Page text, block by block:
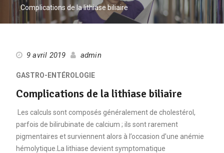
Complications de la lithiase biliaire
9 avril 2019 admin
GASTRO-ENTÉROLOGIE
Complications de la lithiase biliaire
Les calculs sont composés généralement de cholestérol,
parfois de bilirubinate de calcium ; ils sont rarement
pigmentaires et surviennent alors à l’occasion d’une anémie
hémolytique.La lithiase devient symptomatique